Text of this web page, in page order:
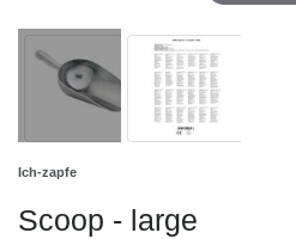
Ich-zapfe
Scoop - large